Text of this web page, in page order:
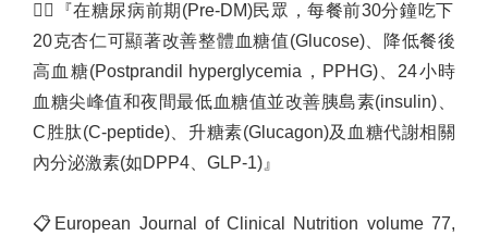
👨‍⚕️
『在糖尿病前期 (Pre-DM)民眾，每餐前30分鐘吃下
20克杏仁可顯著改善整體血糖值(Glucose)、降低餐後
高血糖(Postprandil hyperglycemia ， PPHG)、 24小時
血糖尖峰值和夜間最低血糖值並改善胰島素(insulin)
C 胜肽(C-peptide)、升糖素(Glucagon)及血糖代謝相關
內分泌激素(如DPP4 GLP-1) 』
📋 European Journal of Clinical Nutrition volume 77,